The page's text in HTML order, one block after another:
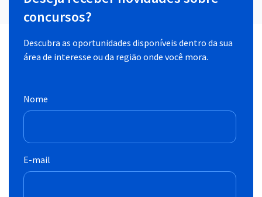
concursos?
Descubra as oportunidades disponíveis dentro da sua
área de interesse ou da região onde você mora.
Nome
E-mail